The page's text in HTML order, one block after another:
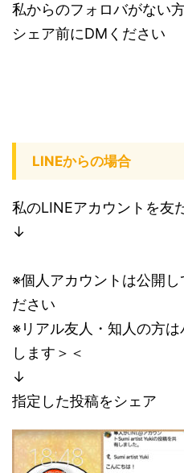
私からのフォロバがない
シェア前にDMください
LINEからの場合
私のLINEアカウントを友
↓
※個人アカウントは公開
ださい
※リアル友人・知人の方
します＞＜
↓
指定した投稿をシェア